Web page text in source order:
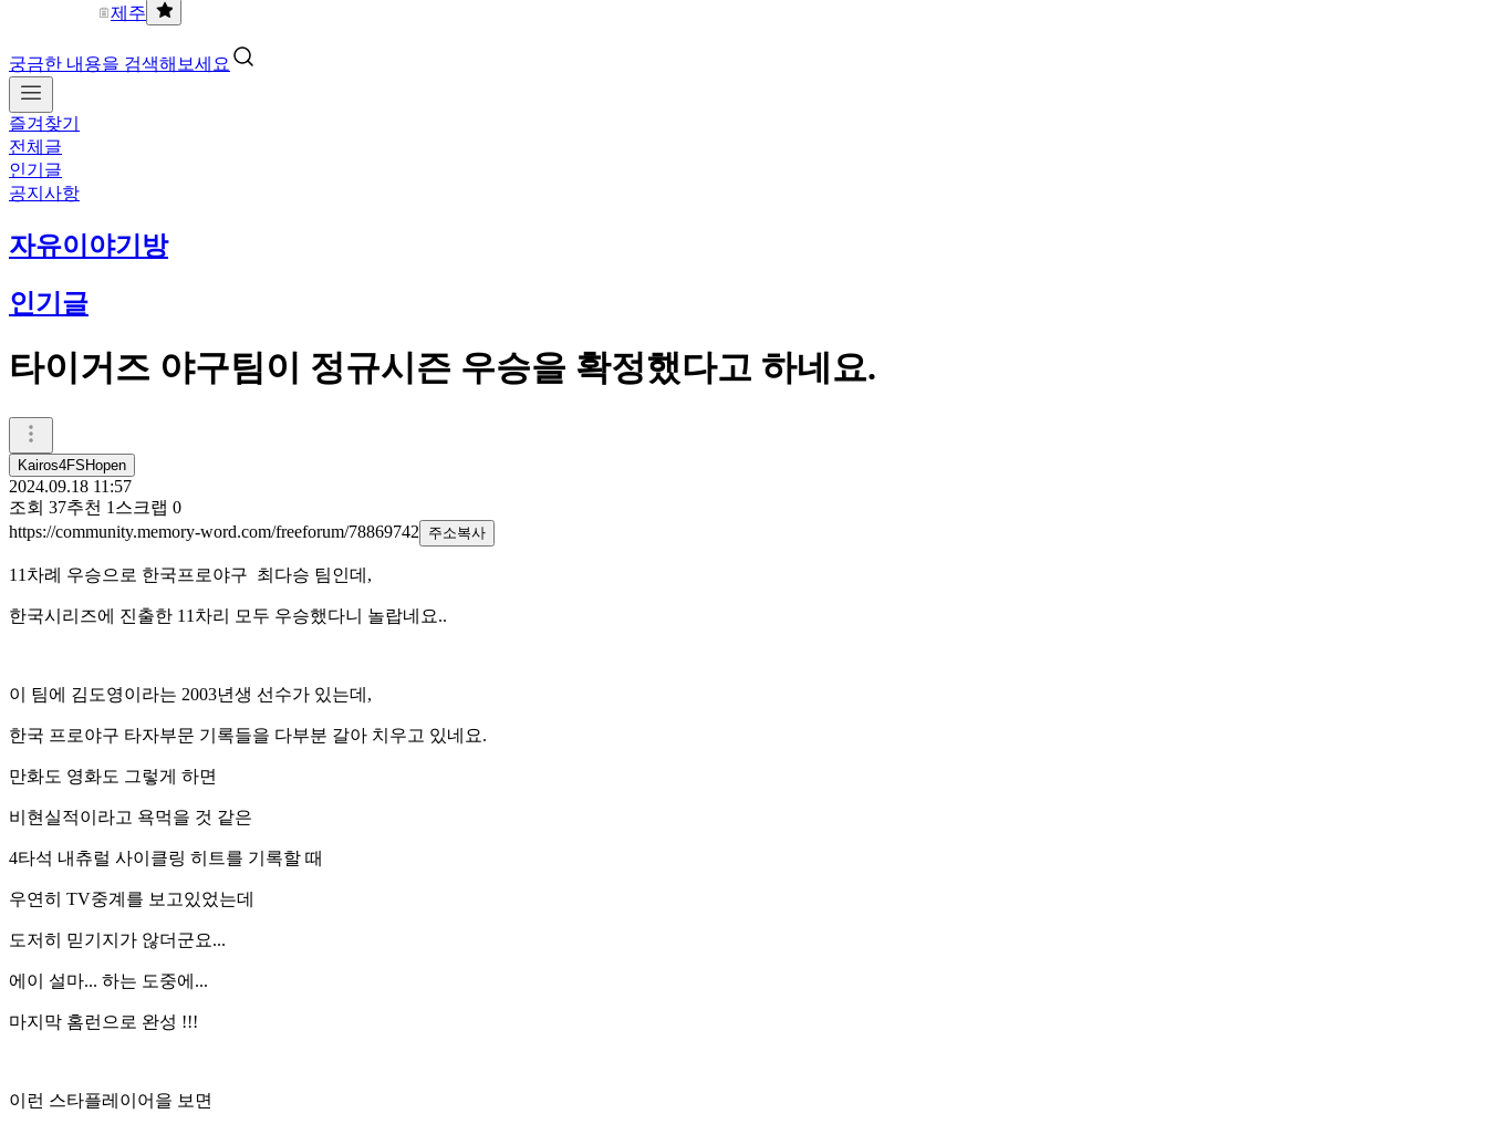
제주
궁금한 내용을 검색해보세요
즐겨찾기
전체글
인기글
공지사항
자유이야기방
인기글
타이거즈 야구팀이 정규시즌 우승을 확정했다고 하네요.
Kairos4FSHopen
2024.09.18 11:57
조회 37추천 1 스크랩 0
https://community.memory-word.com/freeforum/78869742
주소복사
11차례 우승으로 한국프로야구 최다승 팀인데,
한국시리즈에 진출한 11차리 모두 우승했다니 놀랍네요..
이 팀에 김도영이라는 2003년생 선수가 있는데,
한국 프로야구 타자부문 기록들을 다부분 갈아 치우고 있네요.
만화도 영화도 그렇게 하면
비현실적이라고 욕먹을 것 같은
4타석 내츄럴 사이클링 히트를 기록할 때
우연히 TV중계를 보고있었는데
도저히 믿기지가 않더군요...
에이 설마... 하는 도중에...
마지막 홈런으로 완성 !!!
이런 스타플레이어을 보면